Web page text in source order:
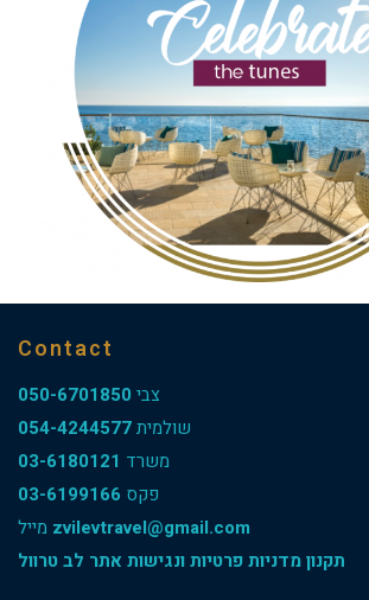
Contact
צבי 050-6701850
שולמית054-4244577
משרד 03-6180121
פקס 03-6199166
zvilevtravel@gmail.com
תקנון מדניות פרטיות ונגישות אתר לב טרוול